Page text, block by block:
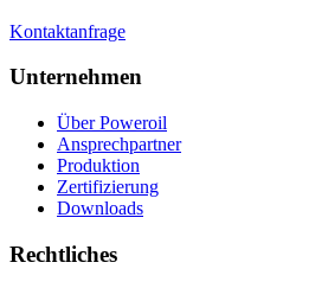
Kontaktanfrage
Unternehmen
Über Poweroil
Ansprechpartner
Produktion
Zertifizierung
Downloads
Rechtliches